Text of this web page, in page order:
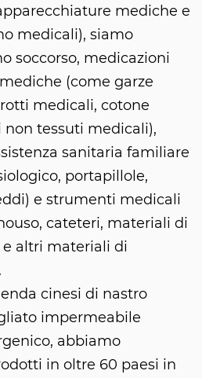
mediche e
medicali), siamo
soccorso, medicazioni
(come garze
medicali, cotone
tessuti medicali),
sanitaria familiare
portapillole,
e strumenti medicali
cateteri, materiali di
altri materiali di
cinesi di nastro
impermeabile
abbiamo
in oltre 60 paesi in